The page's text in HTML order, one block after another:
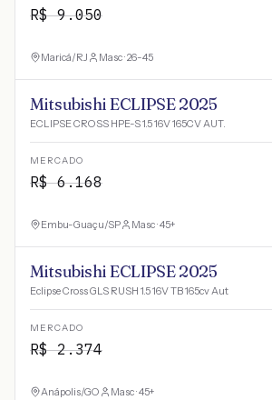
R$9.050
Maricá/RJ Masc · 26-45
Mitsubishi ECLIPSE 2025
ECLIPSE CROSS HPE-S 1.5 16V 165CV AUT.
MERCADO
R$6.168
Embu-Guaçu/SP Masc · 45+
Mitsubishi ECLIPSE 2025
Eclipse Cross GLS RUSH 1.5 16V TB 165cv Aut
MERCADO
R$2.374
Anápolis/GO Masc · 45+